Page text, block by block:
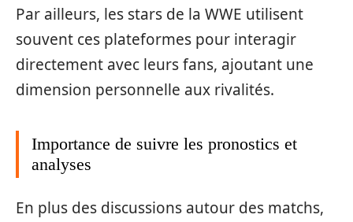
Par ailleurs, les stars de la WWE utilisent
souvent ces plateformes pour interagir
directement avec leurs fans, ajoutant une
dimension personnelle aux rivalités.
Importance de suivre les pronostics et
analyses
En plus des discussions autour des matchs,